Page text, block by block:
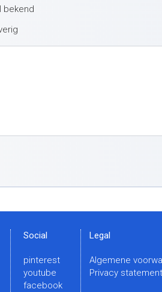
bekend
Social
pinterest
youtube
facebook
Legal
Algemene
Privacy statement